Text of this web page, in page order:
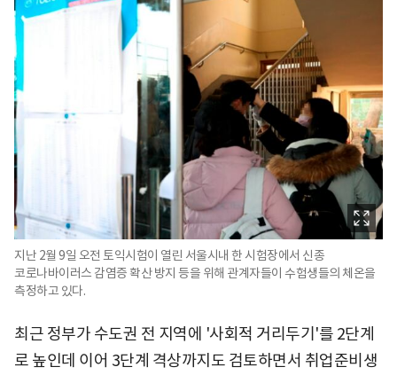
지난 2월 9일 오전 토익시험이 열린 서울시내 한 시험장에서 신종
코로나바이러스 감염증 확산 방지 등을 위해 관계자들이 수험생들의 체온을
측정하고 있다.
최근 정부가 수도권 전 지역에 '사회적 거리두기'를 2단계
로 높인데 이어 3단계 격상까지도 검토하면서 취업준비생